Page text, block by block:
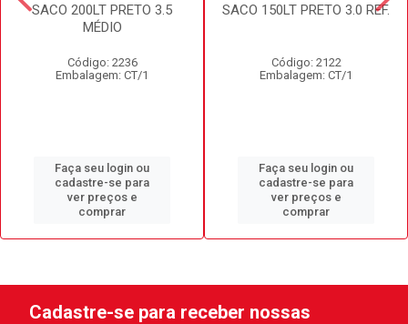
SACO 200LT PRETO 3.5
MÉDIO
Código: 2236
Embalagem: CT/1
Faça seu login ou
cadastre-se para
ver preços e
comprar
SACO 150LT PRETO 3.0 REF.
Código: 2122
Embalagem: CT/1
Faça seu login ou
cadastre-se para
ver preços e
comprar
Cadastre-se para receber nossas